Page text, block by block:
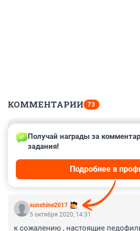
КОММЕНТАРИИ 73
14 ноября 2020, 03:37
Психолог убог. Что такое
человеком который не достиг
Если у девушки начались
рожать. То есть природа ей
заниматься сексем. И у каждого
У кого то в 15 лет у кого то в 13 а у
sunshine2017
Получай награды за
задания!
Подробнее в
5 октября 2020, 14:31
к сожалению , настоящие